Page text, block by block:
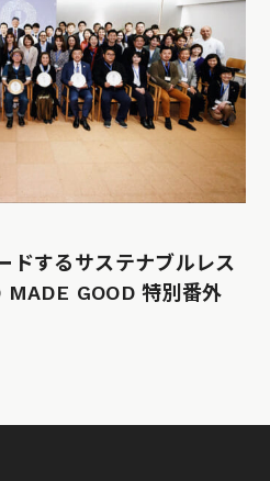
ドするサステナブルレス
MADE GOOD 特別番外